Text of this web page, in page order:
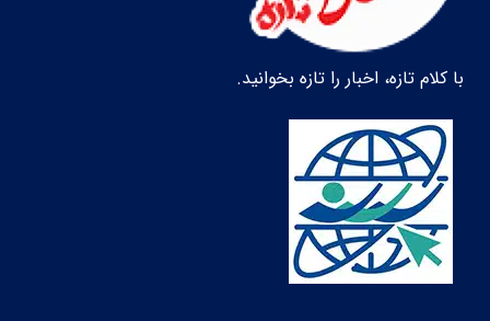
با کلام تازه، اخبار را تازه بخوانید.